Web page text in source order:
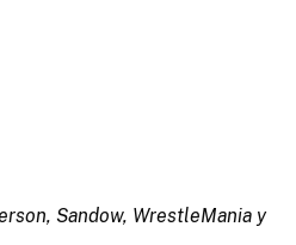
Sandow, WrestleMania y